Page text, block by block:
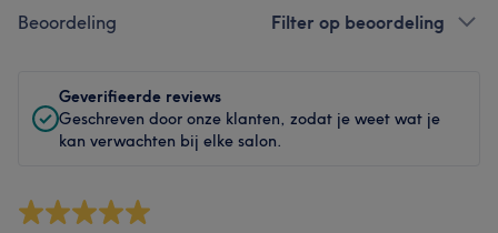
Beoordeling Filter op beoordeling
Geverifieerde reviews
Geschreven door onze klanten, zodat je weet wat je
kan verwachten bij elke salon.